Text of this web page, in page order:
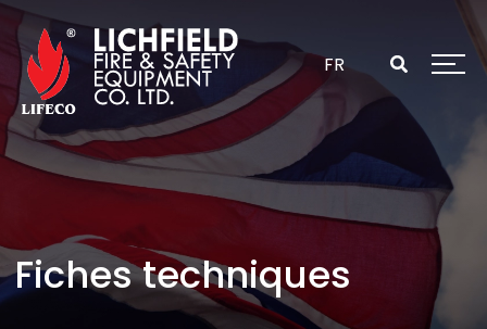
Passer
contenu
FR
Fiches techniques